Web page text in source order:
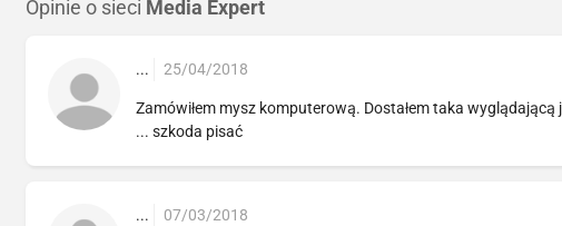
Opinie o sieci Media Expert
... 25/04/2018
Zamówiłem mysz komputerową. Dostałem taka
... szkoda pisać
... 07/03/2018